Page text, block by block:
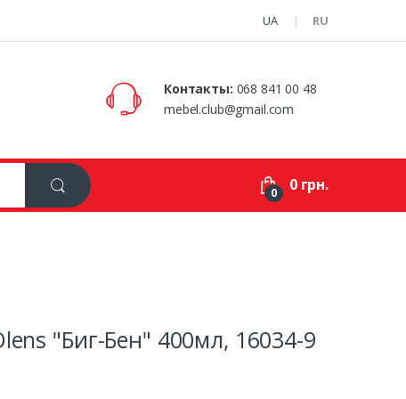
UA RU
Контакты: 068 841 00 48
mebel.club@gmail.com
0 0 грн.
"Биг-Бен" 400мл, 16034-9